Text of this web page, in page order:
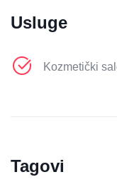
Usluge
Kozmetički
Tagovi